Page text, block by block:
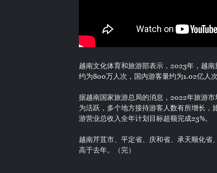
越南文化体育和旅游部表示，2023年，越
约为800万人次，国内游客量约为1.02亿人
据越南国家旅游总局的消息，2022年旅游
为活跃，多个地方接待游客人数有所增长，
游营业总收入全年计划目标超额完成23%。
越南芹苴市、平定省、庆和省、承天顺化省
高于去年。（完）